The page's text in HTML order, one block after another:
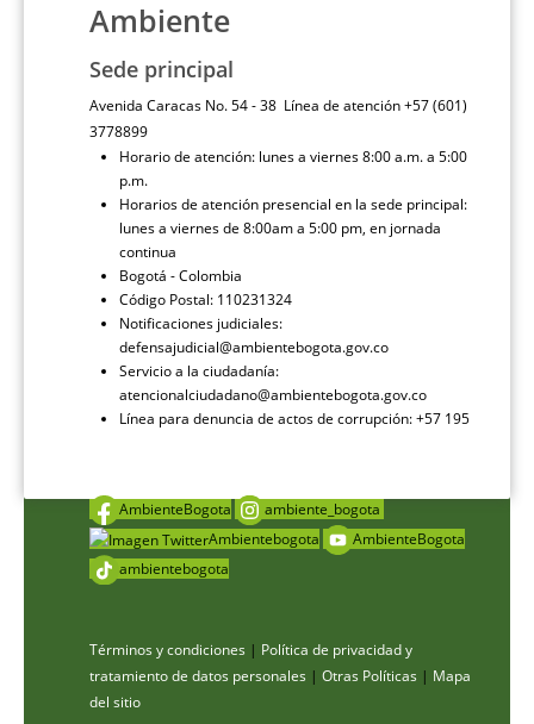
Ambiente
Sede principal
Avenida Caracas No. 54 - 38 Línea de atención +57 (601)
3778899
Horario de atención: lunes a viernes 8:00 a.m. a 5:00
p.m.
Horarios de atención presencial en la sede principal:
lunes a viernes de 8:00am a 5:00 pm, en jornada
continua
Bogotá - Colombia
Código Postal: 110231324
Notificaciones judiciales:
defensajudicial@ambientebogota.gov.co
Servicio a la ciudadanía:
atencionalciudadano@ambientebogota.gov.co
Línea para denuncia de actos de corrupción: +57 195
AmbienteBogota
ambiente_bogota
Ambientebogota
AmbienteBogota
ambientebogota
Términos y condiciones | Política de privacidad y
tratamiento de datos personales | Otras Políticas | Mapa
del sitio